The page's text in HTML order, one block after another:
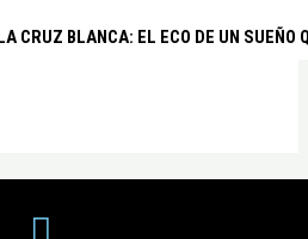
CRUZ BLANCA: EL ECO DE UN SUEÑO